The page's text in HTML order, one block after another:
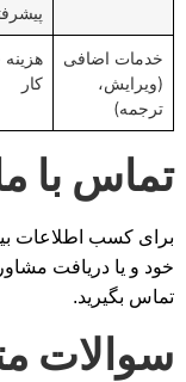
خدمات اضافی
(ویرایش،
ترجمه)
کار
تماس با
برای کسب اطلاعات
خود و یا دریافت
تماس بگیرید.
سوالات